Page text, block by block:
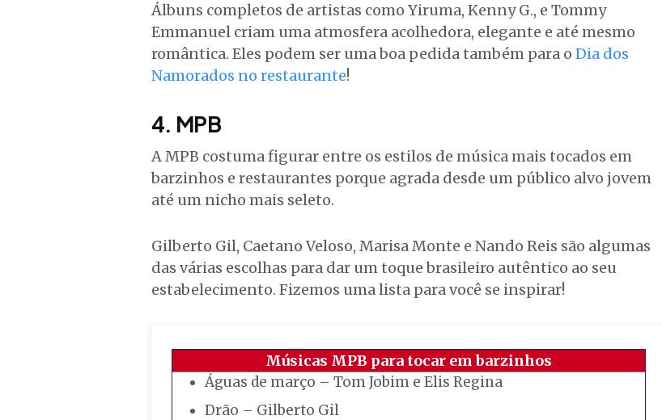
Álbuns completos de artistas como Yiruma, Kenny G., e Tommy
Emmanuel criam uma atmosfera acolhedora, elegante e até mesmo
romântica. Eles podem ser uma boa pedida também para o Dia dos
Namorados no restaurante!
4. MPB
A MPB costuma figurar entre os estilos de música mais tocados em
barzinhos e restaurantes porque agrada desde um público alvo jovem
até um nicho mais seleto.
Gilberto Gil, Caetano Veloso, Marisa Monte e Nando Reis são algumas
das várias escolhas para dar um toque brasileiro autêntico ao seu
estabelecimento. Fizemos uma lista para você se inspirar!
Músicas MPB para tocar em barzinhos
Águas de março – Tom Jobim e Elis Regina
Drão – Gilberto Gil